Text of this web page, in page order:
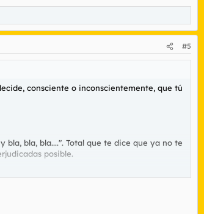
#5
consciente o inconscientemente, que tú
bla, bla....". Total que te dice que ya no te
posible.
y además psicológicamente mucho más
el ambiente. Cualquier pretexto será objeto